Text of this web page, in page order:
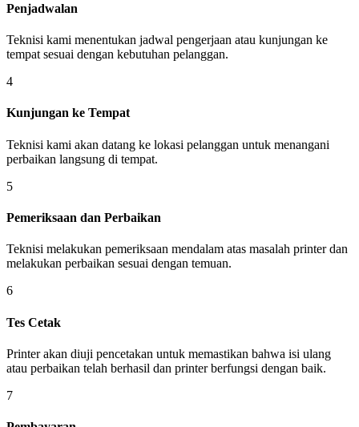
Penjadwalan
Teknisi kami menentukan jadwal pengerjaan atau kunjungan ke
tempat sesuai dengan kebutuhan pelanggan.
4
Kunjungan ke Tempat
Teknisi kami akan datang ke lokasi pelanggan untuk menangani
perbaikan langsung di tempat.
5
Pemeriksaan dan Perbaikan
Teknisi melakukan pemeriksaan mendalam atas masalah printer dan
melakukan perbaikan sesuai dengan temuan.
6
Tes Cetak
Printer akan diuji pencetakan untuk memastikan bahwa isi ulang
atau perbaikan telah berhasil dan printer berfungsi dengan baik.
7